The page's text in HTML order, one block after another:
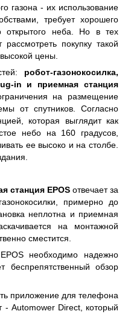
газона - их использование
требует хорошего
открытого неба. Но в тех
покупку такой
цены.
робот-газонокосилка,
in и приемная станция
на размещение
от спутников. Согласно
которая выглядит как
небо на 160 градусов,
ее высоко и на столбе.
станция EPOS отвечает за
примерно до
неплотна и приемная
на монтажной
сместится.
необходимо надежно
беспрепятственный обзор
приложение для телефона
- Automower Direct, который